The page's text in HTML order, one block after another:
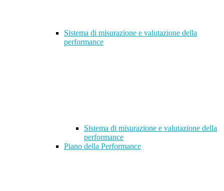
Sistema di misurazione e valutazione della
performance
Sistema di misurazione e valutazione della
performance
Piano della Performance